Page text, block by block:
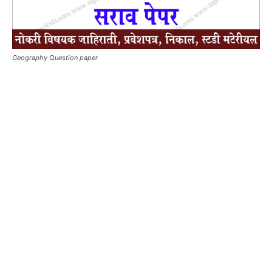
Geography Question paper